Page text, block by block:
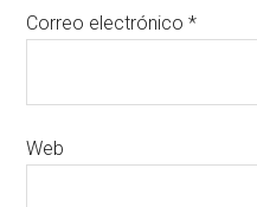
Correo electrónico*
Web